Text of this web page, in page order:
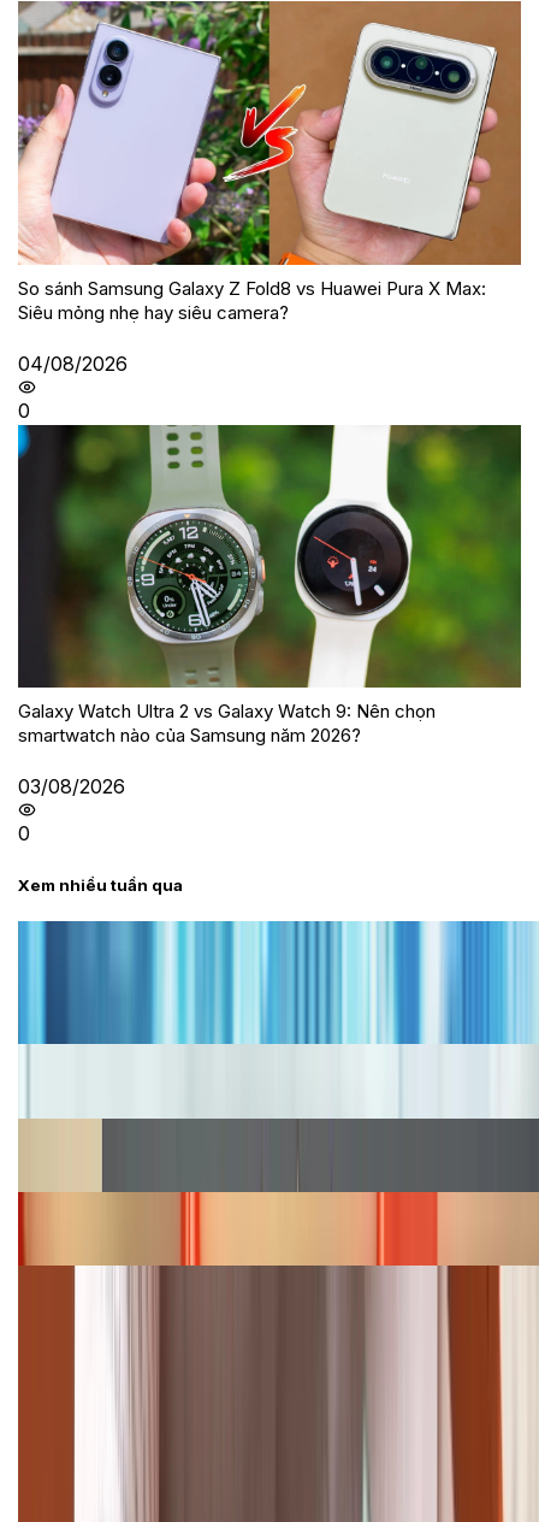
So sánh Samsung Galaxy Z Fold8 vs Huawei Pura X Max:
Siêu mỏng nhẹ hay siêu camera?
04/08/2026
0
Galaxy Watch Ultra 2 vs Galaxy Watch 9: Nên chọn
smartwatch nào của Samsung năm 2026?
03/08/2026
0
Xem nhiều tuần qua